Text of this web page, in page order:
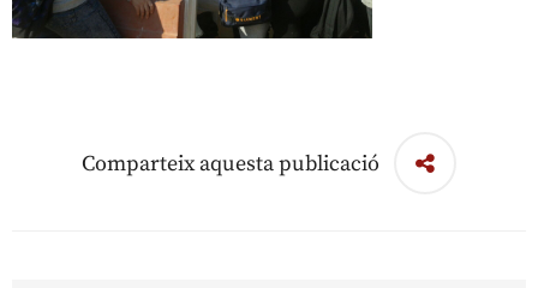
Comparteix aquesta publicació